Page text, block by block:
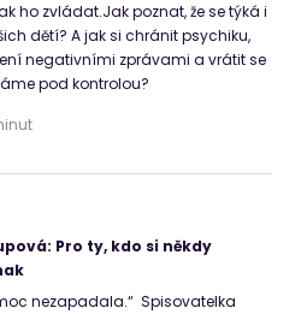
ho zvládat.Jak poznat, že se týká i
dětí? A jak si chránit psychiku,
negativními zprávami a vrátit se
pod kontrolou?
Pro ty, kdo si někdy
nezapadala.“ Spisovatelka